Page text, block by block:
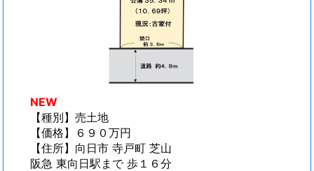
NEW
【種別】売土地
【価格】６９０万円
【住所】向日市 寺戸町 芝山
阪急 東向日駅まで 歩１６分